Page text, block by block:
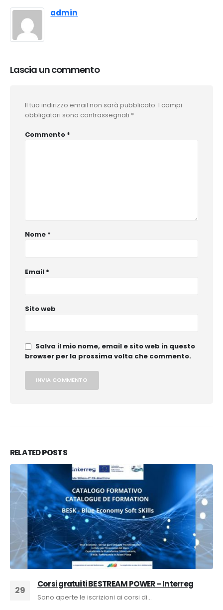
admin
Lascia un commento
Il tuo indirizzo email non sarà pubblicato. I campi
obbligatori sono contrassegnati *
Commento *
Nome *
Email *
Sito web
Salva il mio nome, email e sito web in questo
browser per la prossima volta che commento.
RELATEDPOSTS
29
Corsi gratuiti BE STREAM POWER – Interreg
Sono aperte le iscrizioni ai corsi di...